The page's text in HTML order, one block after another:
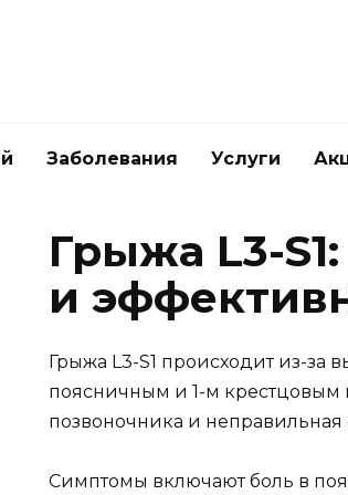
Заболевания Услуги
Грыжа L3-
и
Грыжа L3-S1 происходит из-за
поясничным и 1-м крестцовым
позвоночника и неправильная
Симптомы включают боль в